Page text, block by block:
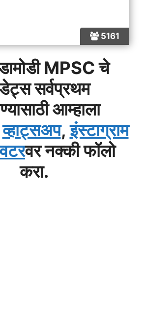
5161
MPSC चे
सर्वप्रथम
आम्हाला
व्हाट्सअप,इंस्टाग्राम
वर नक्की फॉलो
करा.